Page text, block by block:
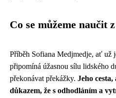
Co se můžeme naučit
Příběh Sofiana Medjmedje, ať už
připomíná úžasnou sílu lidského
překonávat překážky. Jeho
důkazem, že s odhodláním a